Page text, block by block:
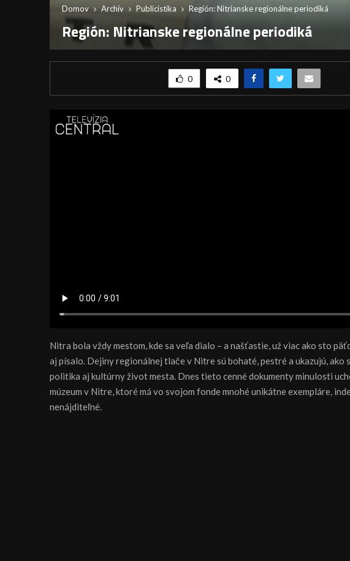
Domov Archív Publicistika Región: Nitrianske regionálne periodiká
Región: Nitrianske regionálne periodiká
0 0
Nitra bola vždy mestom, kde sa veľa dialo – a našťastie, už viac ako sto
aj písalo. Dejiny regionálnej tlače v Nitre sú bohaté, pestré a ukazujú, ako
politika aj kultúrny život mesta. Dnes tieto cenné dokumenty minulosti
múzeum v Nitre, ktoré má vo svojom fonde mnohé unikátne exempláre,
nenájditeľné.